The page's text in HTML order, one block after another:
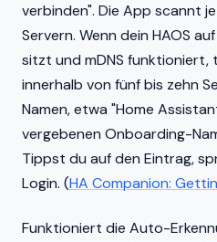
verbinden". Die App scannt
Servern. Wenn dein HAOS
sitzt und mDNS funktioniert,
innerhalb von fünf bis zehn
Namen, etwa "Home
vergebenen Onboarding-
Tippst du auf den Eintrag,
Login. (HA Companion:
Funktioniert die Auto-